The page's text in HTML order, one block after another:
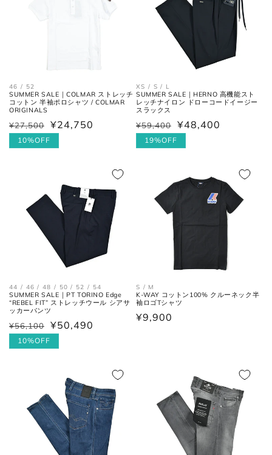
46 / 52
SUMMER SALE｜COLMAR ストレッチ
コットン 半袖ポロシャツ / COLMAR
ORIGINALS
通
常
¥27,500
セ
ー
¥24,750
10%OFF
XS / S / L
SUMMER SALE｜HERNO 高機能スト
レッチナイロン ドローコードイージー
スラックス
通
常
¥59,400
セ
ー
¥48,400
19%OFF
44 / 46 / 48 / 50 / 52 / 54
SUMMER SALE｜PT TORINO Edge
“REBEL FIT” ストレッチウール シアサ
ッカーパンツ
通
常
¥56,100
セ
ー
¥50,490
10%OFF
S / M
K-WAY コットン100% クルーネック半
袖ロゴTシャツ
通
¥9,900
フロントの上端から股下の縫い目
股下の縫い目の交点から、内側の
太腿幅
(ワタリ
幅)
股下の縫い目の交点から、5cm裾
方向へ下がった位置の端と端を結
んだ長さ。
ネクタイ
全長 大剣と小剣の先端を結んだ長さ。
大剣幅 大剣の剣先幅。
シューズ
全長
アウトソールに沿って前後の先端
を結んだ長さ。
最大幅
一番張り出しているアウトソール
の最大幅。